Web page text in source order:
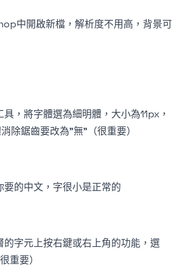
中開啟新檔，解析度不用高，背景可
，將字體選為細明體，大小為11px，
除鋸齒要改為"無"（很重要）
的中文，字很小是正常的
字元上按右鍵或右上角的功能，選
重要）